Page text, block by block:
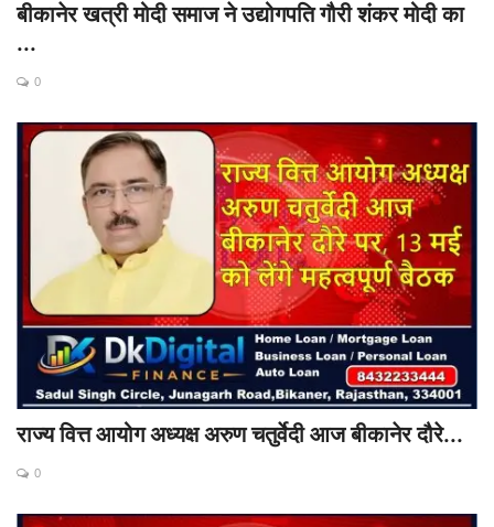
बीकानेर खत्री मोदी समाज ने उद्योगपति गौरी शंकर मोदी का
...
0
राज्य वित्त आयोग अध्यक्ष अरुण चतुर्वेदी आज बीकानेर दौरे...
0